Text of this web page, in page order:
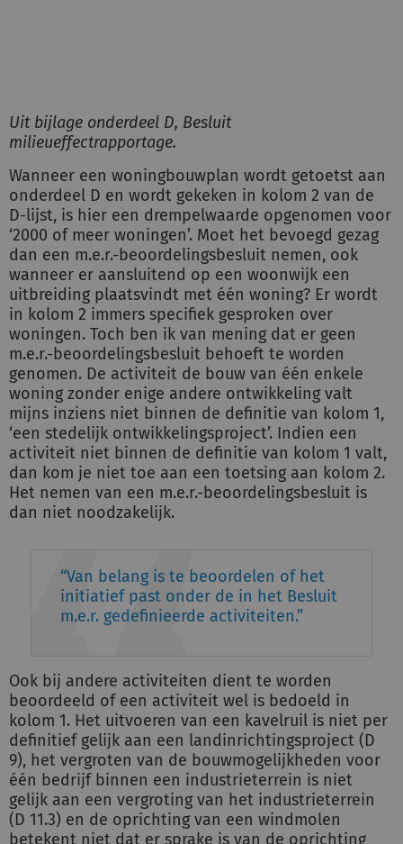
Uit bijlage onderdeel D, Besluit
milieueffectrapportage.
Wanneer een woningbouwplan wordt getoetst aan
onderdeel D en wordt gekeken in kolom 2 van de
D-lijst, is hier een drempelwaarde opgenomen voor
‘2000 of meer woningen’. Moet het bevoegd gezag
dan een m.e.r.-beoordelingsbesluit nemen, ook
wanneer er aansluitend op een woonwijk een
uitbreiding plaatsvindt met één woning? Er wordt
in kolom 2 immers specifiek gesproken over
woningen. Toch ben ik van mening dat er geen
m.e.r.-beoordelingsbesluit behoeft te worden
genomen. De activiteit de bouw van één enkele
woning zonder enige andere ontwikkeling valt
mijns inziens niet binnen de definitie van kolom 1,
‘een stedelijk ontwikkelingsproject’. Indien een
activiteit niet binnen de definitie van kolom 1 valt,
dan kom je niet toe aan een toetsing aan kolom 2.
Het nemen van een m.e.r.-beoordelingsbesluit is
dan niet noodzakelijk.
Van belang is te beoordelen of het
initiatief past onder de in het Besluit
m.e.r. gedefinieerde activiteiten.
Ook bij andere activiteiten dient te worden
beoordeeld of een activiteit wel is bedoeld in
kolom 1. Het uitvoeren van een kavelruil is niet per
definitief gelijk aan een landinrichtingsproject (D
9), het vergroten van de bouwmogelijkheden voor
één bedrijf binnen een industrieterrein is niet
gelijk aan een vergroting van het industrieterrein
(D 11.3) en de oprichting van een windmolen
betekent niet dat er sprake is van de oprichting